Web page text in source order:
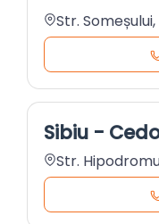
Str. Someșului,
Sibiu -
Str.